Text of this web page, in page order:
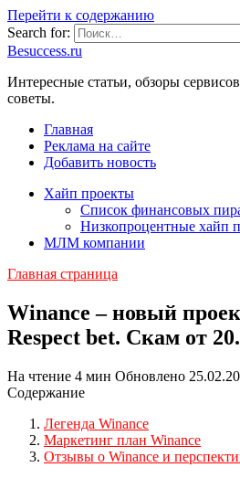
Перейти к содержанию
Search for:
Besuccess.ru
Интересные статьи, обзоры
советы.
Главная
Реклама на сайте
Добавить новость
Хайп проекты
Список финансовых
Низкопроцентные хайп
МЛМ компании
Главная страница
Winance – новый
Respect bet. Скам от
На чтение 4 мин Обновлено
Содержание
Легенда Winance
Маркетинг план Winance
Отзывы о Winance и